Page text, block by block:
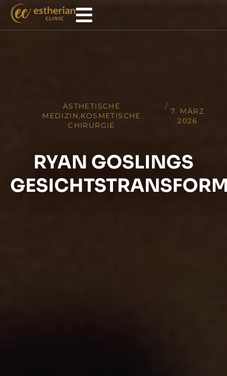
ÄSTHETISCHE
MEDIZIN,KOSMETISCHE
CHIRURGIE
/
7. MÄRZ
2026
RYAN GOSLINGS